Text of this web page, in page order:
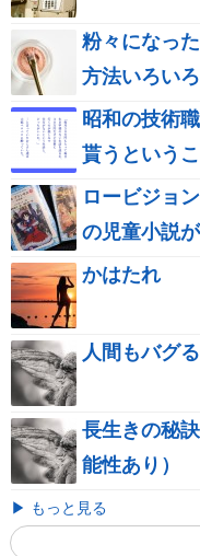
粉々になっ
方法いろいろ
昭和の技術
貰うという
ロービジョ
の児童小説
かはたれ
人間もバグる
長生きの秘
能性あり）
▶ もっと見る